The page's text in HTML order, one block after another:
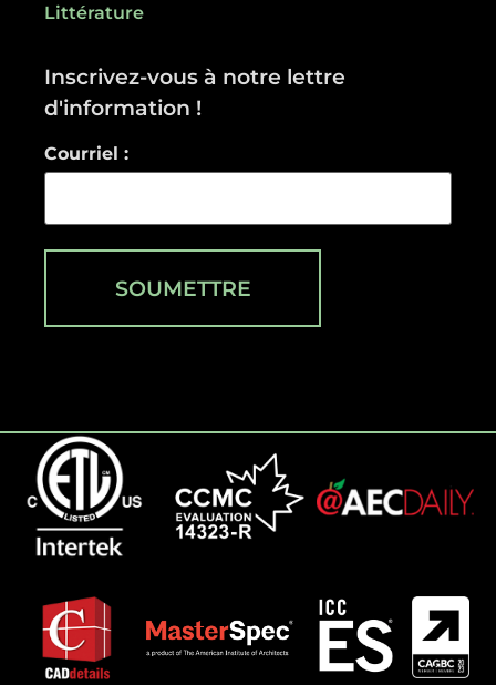
Littérature
Inscrivez-vous à notre lettre
d'information !
Courriel :
SOUMETTRE